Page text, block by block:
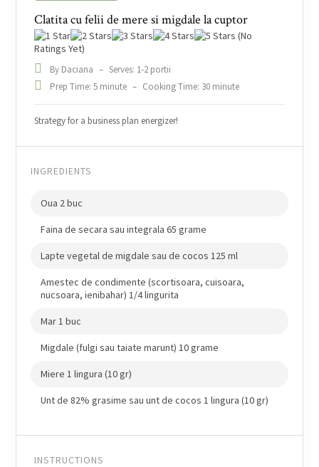
Clatita cu felii de mere si migdale la cuptor
(No
Ratings Yet)
By Daciana – Serves: 1-2 portii
Prep Time: 5 minute – Cooking Time: 30 minute
Strategy for a business plan energizer!
INGREDIENTS
Oua 2 buc
Faina de secara sau integrala 65 grame
Lapte vegetal de migdale sau de cocos 125 ml
Amestec de condimente (scortisoara, cuisoara,
nucsoara, ienibahar) 1/4 lingurita
Mar 1 buc
Migdale (fulgi sau taiate marunt) 10 grame
Miere 1 lingura (10 gr)
Unt de 82% grasime sau unt de cocos 1 lingura (10 gr)
INSTRUCTIONS